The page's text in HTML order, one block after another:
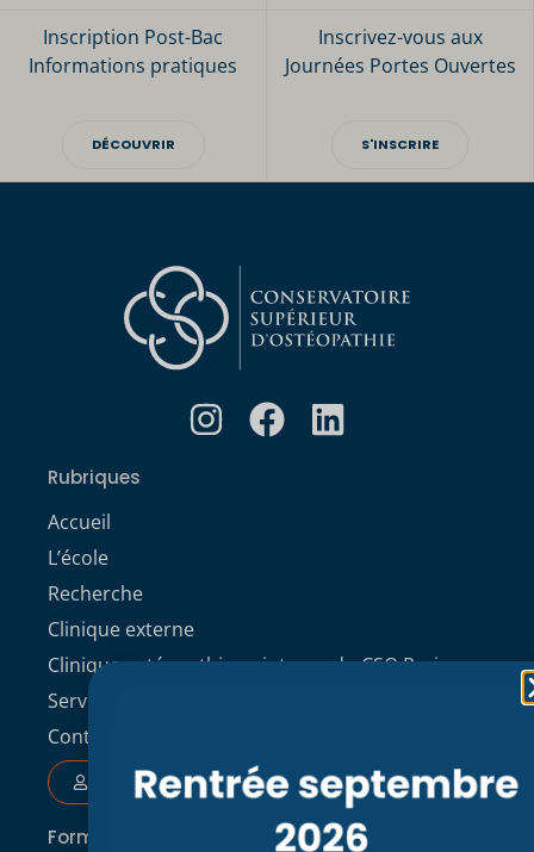
Inscription Post-Bac
Informations pratiques
DÉCOUVRIR
Inscrivez-vous aux
Journées Portes Ouvertes
S'INSCRIRE
Rubriques
Accueil
L’école
Recherche
Clinique externe
Clinique ostéopathique interne du CSO Paris
Service aux étudiants
Contacts
ACCÈS ÉTUDIANT
Formations